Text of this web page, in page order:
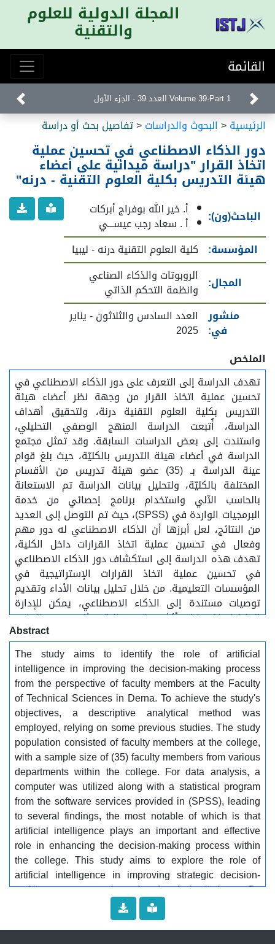
المجلة الدولية للعلوم
والتقنية
القائمة
Volume 39-Part 1 العدد 39 - الجزء الأول
الرئيسية< البحوث والدراسات<تفاصيل بحث أو دراسة
دور الذكاء الاصطناعي في تحسين عملية
اتخاذ القرار "دراسة ميدانية على أعضاء
هيئة التدريس بكلية العلوم التقنية - درنه"
الباحث(ون): أ. خير الله بوفراج أبركات
أ . سعاد رجب عيســـي
المؤسسة: كلية العلوم التقنية درنه - ليبيا
المجال:
الروبوتات والذكاء الصناعي
وانظمة التحكم الذاتي
منشور
في:
العدد السادس والثلاثون - يناير
2025
الملخص
تهدف الدراسة إلى التعرف على دور الذكاء الاصطناعي في
تحسين عملية اتخاذ القرار من وجهة نظر أعضاء هيئة
التدريس بكلية العلوم التقنية درنة، ولتحقيق أهداف
الدراسة، أُتبعت الدراسة المنهج الوصفي التحليلي،
واستندت إلى بعض الدراسات السابقة. وقد تمثل مجتمع
الدراسة في أعضاء هيئة التدريس بالكليّة، حيث بلغ قوام
عينة الدراسة بـ (35) عضو هيئة تدريس من الأقسام
المختلفة بالكليّة، ولتحليل بيانات الدراسة تم الاستعانة
بالحاسب الآلي واستخدام برنامج إحصائي من خدمة
البرمجيات الواردة في (SPSS)، حيث تم التوصل إلى العديد
من النتائج، لعل أبرزها أن الذكاء الاصطناعي له دور مهم
وفعال في تحسين عملية اتخاذ القرارات داخل الكلية،
تهدف هذه الدراسة إلى استكشاف دور الذكاء الاصطناعي
في تحسين عملية اتخاذ القرارات الإستراتيجية في
المؤسسات التعليمية. من خلال تحليل بيانات الأداء وتقديم
توصيات مستندة إلى الذكاء الاصطناعي، يمكن للإدارة
العليا اتخاذ قرارات أكثر دقة وفعالية، مثل توسيع البرامج
الأكاديمية أو تحسين الكفاءة التشغيلية، بالإضافة إلى
ذلك قدمت الدراسة مجموعة من التوصيات التي يُؤمل
اتباعها في المؤسسة.................... الكلمات المفتاحية:....
الذكاء الاصطناعي، عملية اتخاذ القرار، أعضاء هيئة
التدريس.
Abstract
The study aims to identify the role of artificial
intelligence in improving the decision-making process
from the perspective of faculty members at the Faculty
of Technical Sciences in Derna. To achieve the study's
objectives, a descriptive analytical method was
employed, relying on some previous studies. The study
population consisted of faculty members at the college,
with a sample size of (35) faculty members from various
departments within the college. For data analysis, a
computer was utilized along with a statistical program
from the software services provided in (SPSS), leading
to several findings, the most notable of which is that
artificial intelligence plays an important and effective
role in enhancing the decision-making process within
the college. This study aims to explore the role of
artificial intelligence in improving strategic decision-
making processes in educational institutions. By
analyzing performance data and providing
recommendations based on artificial intelligence, senior
management can make more accurate and effective